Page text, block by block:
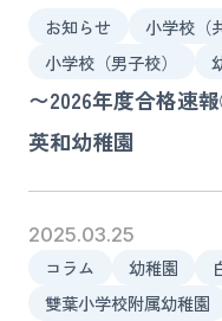
お知らせ 小学校（
小学校（男子校）
〜2026年度合格
英和幼稚園
2025.03.25
コラム 幼稚園
雙葉小学校附属幼稚園